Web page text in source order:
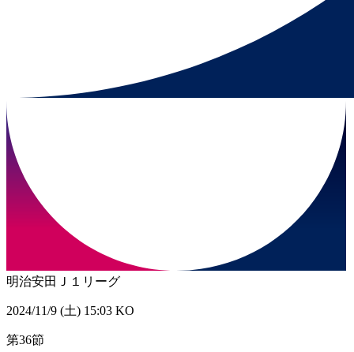
明治安田Ｊ１リーグ
2024/11/9 (土) 15:03 KO
第36節